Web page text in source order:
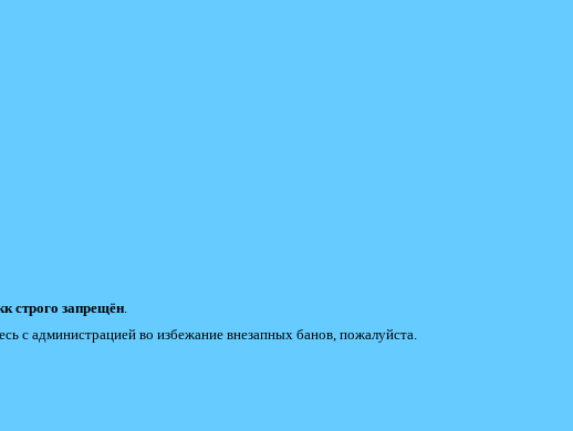
строго запрещён
с администрацией во избежание внезапных банов, пожалуйста.